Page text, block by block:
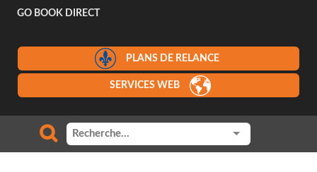
GO BOOK DIRECT
PLANS DE RELANCE
SERVICES WEB